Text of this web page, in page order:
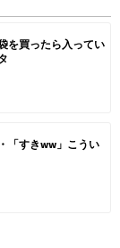
を買ったら入ってい
「すきww」こうい